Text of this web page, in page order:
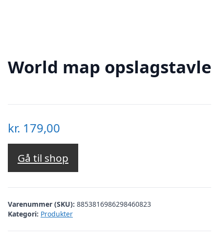
World map opslagstavle
kr. 179,00
Gå til shop
Varenummer (SKU): 8853816986298460823
Kategori: Produkter